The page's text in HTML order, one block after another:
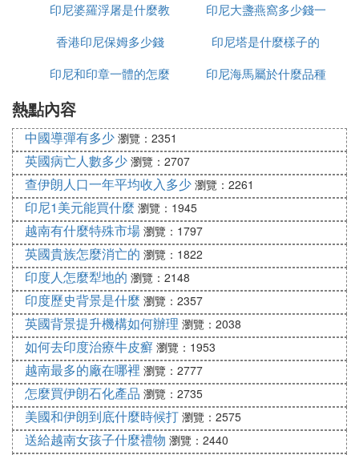
片
錢
印尼婆羅浮屠是什麼教
印尼大盞燕窩多少錢一
克
香港印尼保姆多少錢
印尼塔是什麼樣子的
印尼和印章一體的怎麼
印尼海馬屬於什麼品種
熱點內容
中國導彈有多少 瀏覽：2351
英國病亡人數多少 瀏覽：2707
查伊朗人口一年平均收入多少 瀏覽：2261
印尼1美元能買什麼 瀏覽：1945
越南有什麼特殊市場 瀏覽：1797
英國貴族怎麼消亡的 瀏覽：1822
印度人怎麼犁地的 瀏覽：2148
印度歷史背景是什麼 瀏覽：2357
英國背景提升機構如何辦理 瀏覽：2038
如何去印度治療牛皮癬 瀏覽：1953
越南最多的廠在哪裡 瀏覽：2777
怎麼買伊朗石化產品 瀏覽：2735
美國和伊朗到底什麼時候打 瀏覽：2575
送給越南女孩子什麼禮物 瀏覽：2440